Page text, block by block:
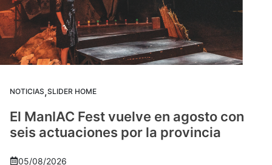
NOTICIAS,SLIDER HOME
El ManIAC Fest vuelve en agosto con
seis actuaciones por la provincia
05/08/2026